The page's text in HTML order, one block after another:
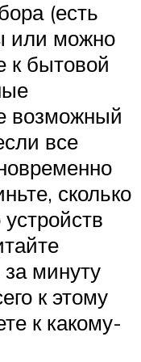
(есть
или можно
к бытовой
возможный
все
сколько
за минуту
к этому
к какому-